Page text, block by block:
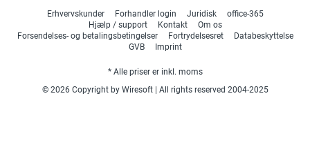
Erhvervskunder Forhandler login Juridisk
office-365
Hjælp / support
Kontakt
Om os
Forsendelses- og betalingsbetingelser
Fortrydelsesret
Databeskyttelse
GVB
Imprint
* Alle priser er inkl. moms
© 2026 Copyright by Wiresoft | All rights reserved 2004-2025